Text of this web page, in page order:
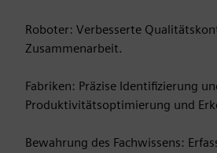
Roboter: Verbesserte
Zusammenarbeit.
Fabriken: Präzise Identifizierung
Produktivitätsoptimierung und
Bewahrung des Fachwissens: